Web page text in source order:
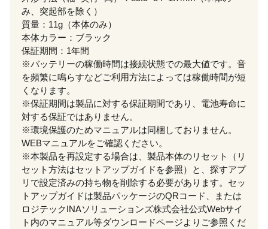
み、突起部を除く）
質量：11g（本体のみ）
本体カラー：ブラック
保証期間：1年間
※バッテリーの稼働時間は接続状態での最大値です。音
を頻繁に鳴らすなどご利用方法によっては稼働時間が短
くなります。
※保証期間は製品に対する保証期間であり、電池寿命に
対する保証ではありません。
※環境保護のためマニュアルは同梱しておりません。
WEBマニュアルをご確認ください。
※本製品を再設定する場合は、製品本体のリセット（リ
セット方法はセットアップガイドを参照）と、探すアプ
リで設定済みの持ち物を削除する必要があります。セッ
トアップガイドは製品パッケージのQRコード、または
ロジテックINAソリューションズ株式会社公式Webサイ
ト内のマニュアル等ダウンロードページよりご参照くだ